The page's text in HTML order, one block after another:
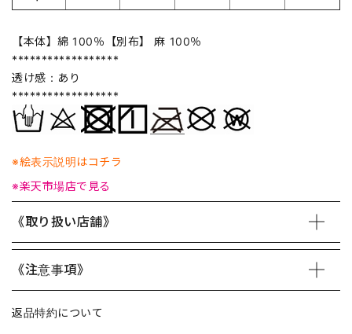
【本体】綿 100％【別布】 麻 100％
******************
透け感：あり
******************
※絵表示説明はコチラ
※楽天市場店で見る
《取り扱い店舗》
《注意事項》
返品特約について